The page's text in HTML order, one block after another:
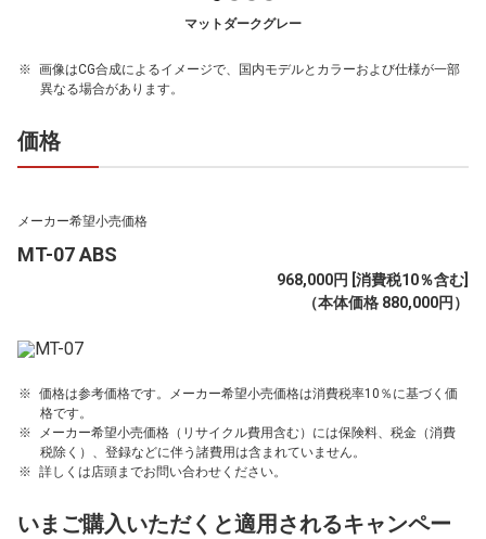
マットダークグレー
画像はCG合成によるイメージで、国内モデルとカラーおよび仕様が一部
異なる場合があります。
価格
メーカー希望小売価格
MT-07 ABS
968,000円 [消費税10％含む]
（本体価格 880,000円）
価格は参考価格です。メーカー希望小売価格は消費税率10％に基づく価
格です。
メーカー希望小売価格（リサイクル費用含む）には保険料、税金（消費
税除く）、登録などに伴う諸費用は含まれていません。
詳しくは店頭までお問い合わせください。
いまご購入いただくと適用されるキャンペー